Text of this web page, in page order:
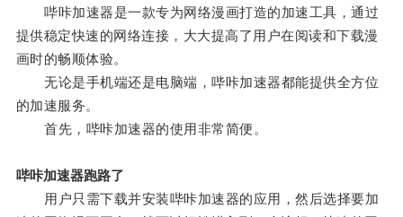
哔咔加速器是一款专为网络漫画打造的加速工具，通过
提供稳定快速的网络连接，大大提高了用户在阅读和下载漫
画时的畅顺体验。
无论是手机端还是电脑端，哔咔加速器都能提供全方位
的加速服务。
首先，哔咔加速器的使用非常简便。
哔咔加速器跑路了
用户只需下载并安装哔咔加速器的应用，然后选择要加